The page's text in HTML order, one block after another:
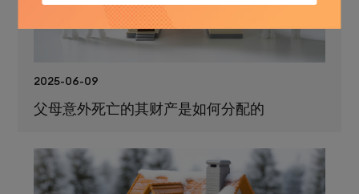
2025-06-09
父母意外死亡的其财产是如何分配的